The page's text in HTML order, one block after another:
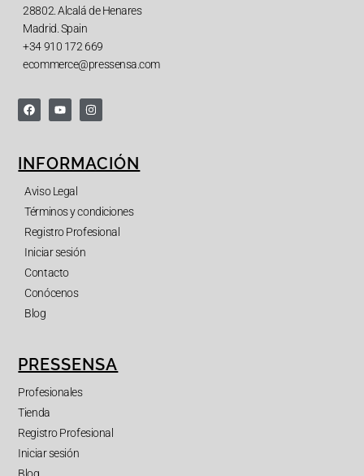
28802. Alcalá de Henares
Madrid. Spain
+34 910 172 669
ecommerce@pressensa.com
INFORMACIÓN
Aviso Legal
Términos y condiciones
Registro Profesional
Iniciar sesión
Contacto
Conócenos
Blog
PRESSENSA
Profesionales
Tienda
Registro Profesional
Iniciar sesión